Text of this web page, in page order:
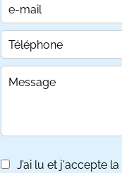
J’ai lu et j'accepte la